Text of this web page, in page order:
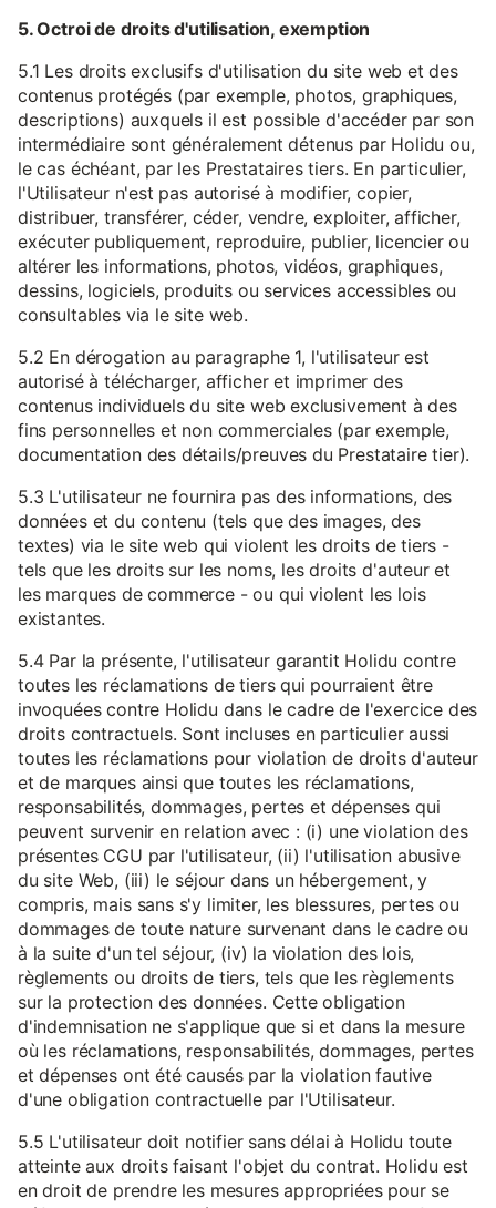
5. Octroi de droits d'utilisation, exemption
5.1 Les droits exclusifs d'utilisation du site web et des
contenus protégés (par exemple, photos, graphiques,
descriptions) auxquels il est possible d'accéder par son
intermédiaire sont généralement détenus par Holidu ou,
le cas échéant, par les Prestataires tiers. En particulier,
l'Utilisateur n'est pas autorisé à modifier, copier,
distribuer, transférer, céder, vendre, exploiter, afficher,
exécuter publiquement, reproduire, publier, licencier ou
altérer les informations, photos, vidéos, graphiques,
dessins, logiciels, produits ou services accessibles ou
consultables via le site web.
5.2 En dérogation au paragraphe 1, l'utilisateur est
autorisé à télécharger, afficher et imprimer des
contenus individuels du site web exclusivement à des
fins personnelles et non commerciales (par exemple,
documentation des détails/preuves du Prestataire tier).
5.3 L'utilisateur ne fournira pas des informations, des
données et du contenu (tels que des images, des
textes) via le site web qui violent les droits de tiers -
tels que les droits sur les noms, les droits d'auteur et
les marques de commerce - ou qui violent les lois
existantes.
5.4 Par la présente, l'utilisateur garantit Holidu contre
toutes les réclamations de tiers qui pourraient être
invoquées contre Holidu dans le cadre de l'exercice des
droits contractuels. Sont incluses en particulier aussi
toutes les réclamations pour violation de droits d'auteur
et de marques ainsi que toutes les réclamations,
responsabilités, dommages, pertes et dépenses qui
peuvent survenir en relation avec : (i) une violation des
présentes CGU par l'utilisateur, (ii) l'utilisation abusive
du site Web, (iii) le séjour dans un hébergement, y
compris, mais sans s'y limiter, les blessures, pertes ou
dommages de toute nature survenant dans le cadre ou
à la suite d'un tel séjour, (iv) la violation des lois,
règlements ou droits de tiers, tels que les règlements
sur la protection des données. Cette obligation
d'indemnisation ne s'applique que si et dans la mesure
où les réclamations, responsabilités, dommages, pertes
et dépenses ont été causés par la violation fautive
d'une obligation contractuelle par l'Utilisateur.
5.5 L'utilisateur doit notifier sans délai à Holidu toute
atteinte aux droits faisant l'objet du contrat. Holidu est
en droit de prendre les mesures appropriées pour se